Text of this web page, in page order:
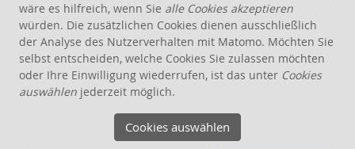
STIFTUNG
THEMEN
ANGEBOTE FÜR WOHNPROJEKTE
GEMEINSCHAFTLICHES WOHNEN
WOHNPROJEKTE GRÜNDEN
WOHNPROJEKTE ABSICHERN
PROJEKTÜBERSICHT
wäre es hilfreich, wenn Sie alle Cookies akzeptieren
würden. Die zusätzlichen Cookies dienen ausschließlich
der Analyse des Nutzerverhalten mit Matomo. Möchten Sie
selbst entscheiden, welche Cookies Sie zulassen möchten
oder Ihre Einwilligung wiederrufen, ist das unter Cookies
auswählen jederzeit möglich.
Cookies auswählen